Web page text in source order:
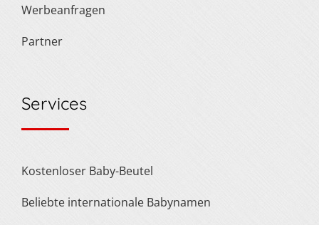
Werbeanfragen
Partner
Services
Kostenloser Baby-Beutel
Beliebte internationale Babynamen